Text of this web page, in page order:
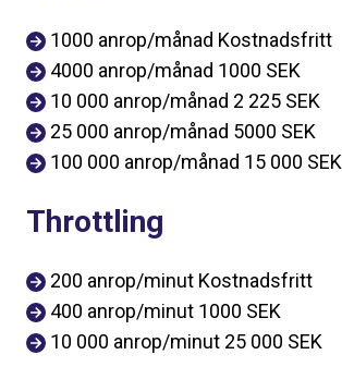
1000 anrop/månad Kostnadsfritt
4000 anrop/månad 1000 SEK
10 000 anrop/månad 2 225 SEK
25 000 anrop/månad 5000 SEK
100 000 anrop/månad 15 000 SEK
Throttling
200 anrop/minut Kostnadsfritt
400 anrop/minut 1000 SEK
10 000 anrop/minut 25 000 SEK